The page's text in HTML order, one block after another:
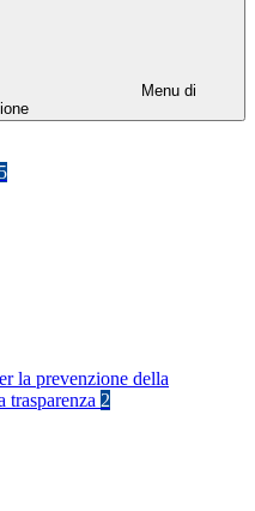
Menu di
la prevenzione della
trasparenza 2